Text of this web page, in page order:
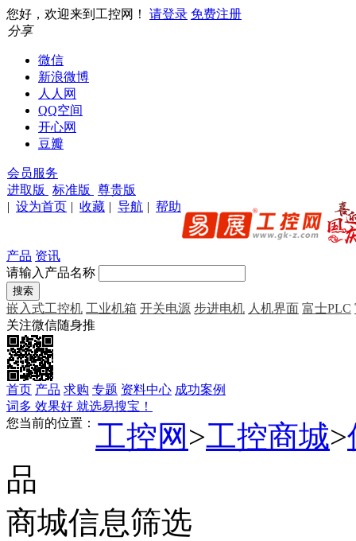
您好，欢迎来到工控网！ 请登录 免费注册
分享
微信
新浪微博
人人网
QQ空间
开心网
豆瓣
会员服务
进取版
标准版
尊贵版
| 设为首页 | 收藏 | 导航 | 帮助
产品 资讯
请输入产品名称
嵌入式工控机 工业机箱 开关电源 步进电机 人机界面 富士PLC
关注微信随身推
首页 产品 求购 专题 资料中心 成功案例
词多 效果好 就选易搜宝！
您当前的位置： 工控网 >工控商城>
品
商城信息筛选